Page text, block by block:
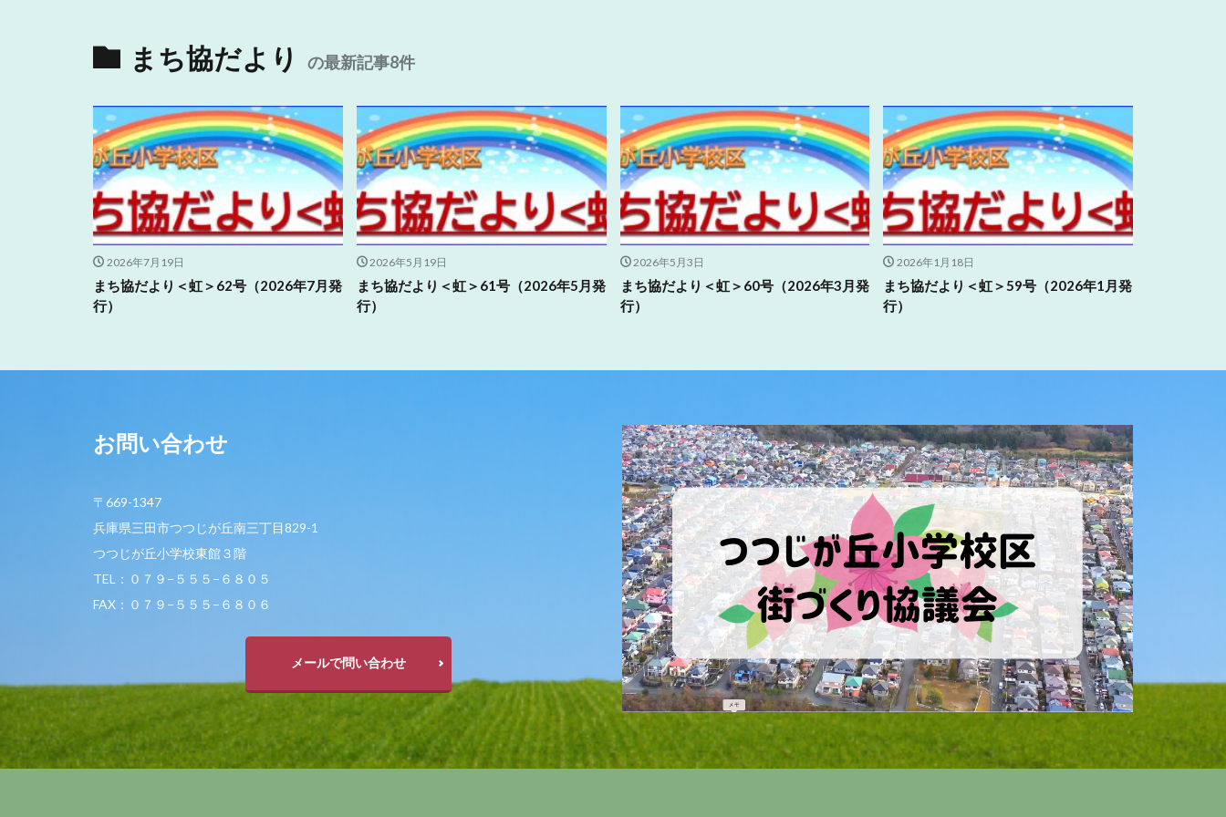
まち協だより の最新記事8件
2026年7月19日
まち協だより＜虹＞62号（2026年7月発
行）
2026年5月19日
まち協だより＜虹＞61号（2026年5月発
行）
2026年5月3日
まち協だより＜虹＞60号（2026年3月発
行）
2026年1月18日
まち協だより＜虹＞59号（2026年1月発
行）
お問い合わせ
〒669-1347
兵庫県三田市つつじが丘南三丁目829-1
つつじが丘小学校東館３階
TEL：０７９−５５５−６８０５
FAX：０７９−５５５−６８０６
メールで問い合わせ